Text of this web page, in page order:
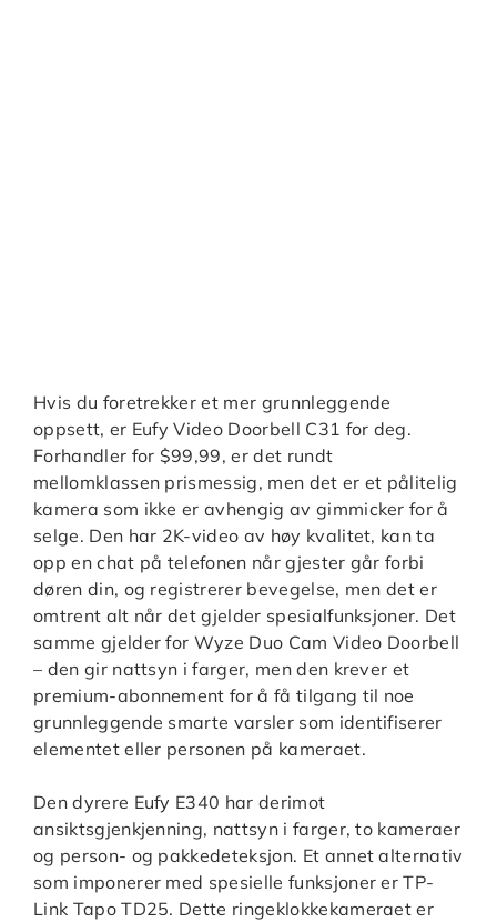
Hvis du foretrekker et mer grunnleggende
oppsett, er Eufy Video Doorbell C31 for deg.
Forhandler for $99,99, er det rundt
mellomklassen prismessig, men det er et pålitelig
kamera som ikke er avhengig av gimmicker for å
selge. Den har 2K-video av høy kvalitet, kan ta
opp en chat på telefonen når gjester går forbi
døren din, og registrerer bevegelse, men det er
omtrent alt når det gjelder spesialfunksjoner. Det
samme gjelder for Wyze Duo Cam Video Doorbell
– den gir nattsyn i farger, men den krever et
premium-abonnement for å få tilgang til noe
grunnleggende smarte varsler som identifiserer
elementet eller personen på kameraet.
Den dyrere Eufy E340 har derimot
ansiktsgjenkjenning, nattsyn i farger, to kameraer
og person- og pakkedeteksjon. Et annet alternativ
som imponerer med spesielle funksjoner er TP-
Link Tapo TD25. Dette ringeklokkekameraet er